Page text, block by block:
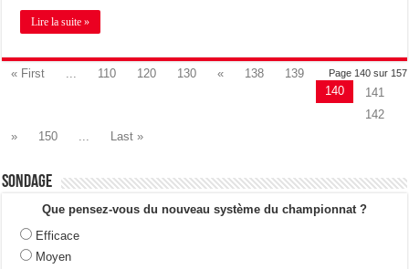
Lire la suite »
Page 140 sur 157
« First 110 120 130 « 138
139
140
141
142
»
150 Last »
Sondage
Que pensez-vous du nouveau système du championnat ?
Efficace
Moyen